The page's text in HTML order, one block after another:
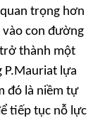
trọng hơn
vào con đường
thành một
P.Mauriat lựa
đó là niềm tự
tiếp tục nỗ lực